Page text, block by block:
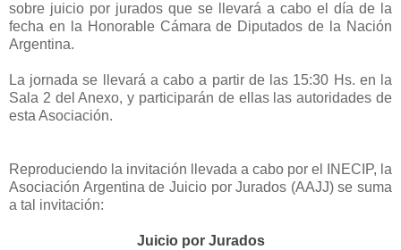
sobre juicio por jurados que se llevará a cabo el día de la
fecha en la Honorable Cámara de Diputados de la Nación
Argentina.
La jornada se llevará a cabo a partir de las 15:30 Hs. en la
Sala 2 del Anexo, y participarán de ellas las autoridades de
esta Asociación.
Reproduciendo la invitación llevada a cabo por el INECIP, la
Asociación Argentina de Juicio por Jurados (AAJJ) se suma
a tal invitación:
Juicio por Jurados